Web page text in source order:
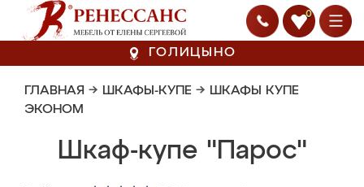
0
ГОЛИЦЫНО
ГЛАВНАЯ → ШКАФЫ-КУПЕ → ШКАФЫ КУПЕ
ЭКОНОМ
Шкаф-купе "Парос"